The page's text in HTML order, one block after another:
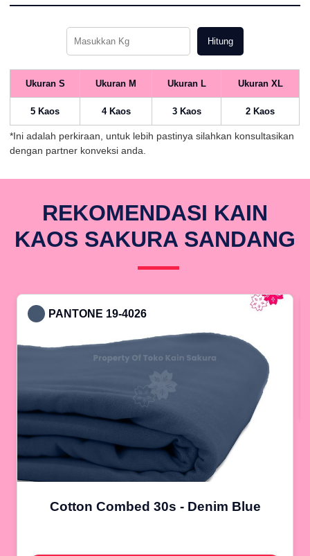
Hitung
Ukuran S Ukuran M Ukuran L Ukuran XL
5 Kaos 4 Kaos 3 Kaos 2 Kaos
*Ini adalah perkiraan, untuk lebih pastinya silahkan konsultasikan
dengan partner konveksi anda.
REKOMENDASI KAIN
KAOS SAKURA SANDANG
PANTONE 19-4026
Cotton Combed 30s - Denim Blue